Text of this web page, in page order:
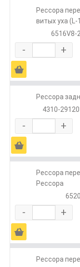
Рессора
витых уха
6516V8-
- +
Ä
Рессора
4310-
- +
Ä
Рессора
Рессора
- +
Ä
Рессора